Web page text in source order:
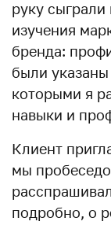
руку
изучения
бренда:
были
которыми я
навыки и
Клиент
мы
подробно, о